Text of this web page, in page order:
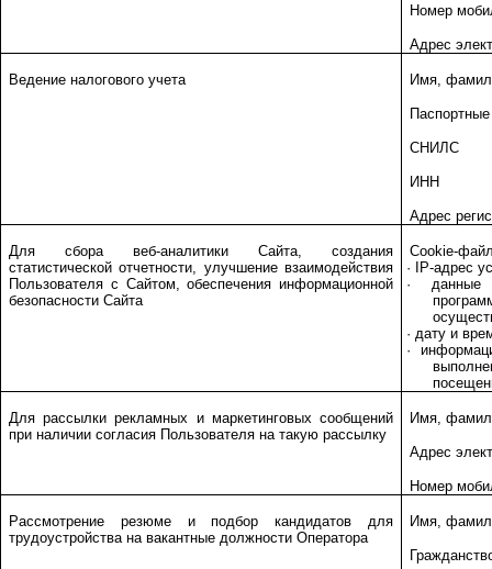
Номер
Адрес
Ведение налогового учета Имя,
СНИЛС
ИНН
Адрес
Для сбора веб-аналитики Сайта, создания
статистической отчетности, улучшение взаимодействия
Пользователя с Сайтом, обеспечения информационной
безопасности Сайта
Cookie-
· IP-адрес
· данные
· дату и
·
Для рассылки рекламных и маркетинговых сообщений
при наличии согласия Пользователя на такую рассылку
Имя,
Адрес
Номер
Рассмотрение резюме и подбор кандидатов для
трудоустройства на вакантные должности Оператора
Имя,